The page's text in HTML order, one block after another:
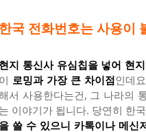
한국 전화번호는 사용이
현지 통신사 유심칩을 넣어 현
이 로밍과 가장 큰 차이점인데
서 사용한다는건, 그 나라의
는 이야기가 됩니다. 당연히 한
을 쓸 수 있으니 카톡이나 메신